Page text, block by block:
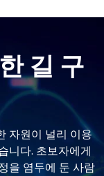
길 구
자원이 널리 이용
니다. 초보자에게
을 염두에 둔 사람